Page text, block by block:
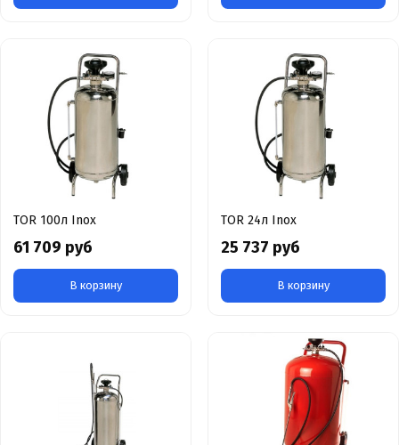
TOR 100л Inox
61 709 руб
В корзину
TOR 24л Inox
25 737 руб
В корзину